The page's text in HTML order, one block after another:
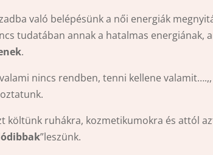
való belépésünk a női energiák
tudatában annak a hatalmas energiának,
.
nincs rendben, tenni kellene
költünk ruhákra, kozmetikumokra és attól
”leszünk.